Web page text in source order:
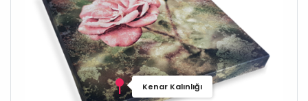
Kenar Kalınlığı